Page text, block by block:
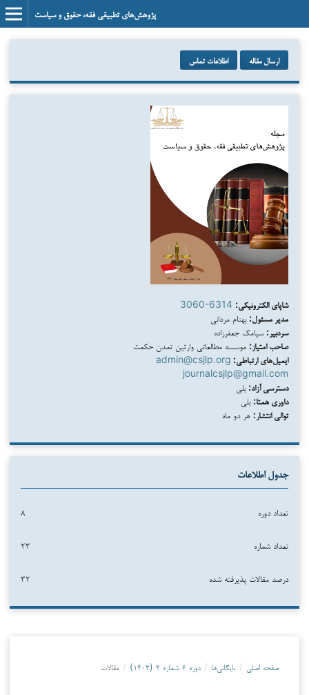
پژوهش‌های تطبیقی فقه، حقوق و سیاست
ارسال مقاله اطلاعات تماس
شاپای الکترونیکی: 3060-6314
مدیر مسئول: بهنام مردانی
سردبیر: سیامک جعفرزاده
صاحب امتیاز: موسسه مطالعاتی وارثین تمدن حکمت
ایمیل‌های ارتباطی: admin@csjlp.org
journalcsjlp@gmail.com
دسترسی آزاد: بلی
داوری همتا: بلی
توالی انتشار: هر دو ماه
جدول اطلاعات
تعداد دوره ۸
تعداد شماره ۲۳
درصد مقالات پذیرفته شده ۳۲
صفحه اصلی / بایگانی‌ها / دوره ۶ شماره ۲ (۱۴۰۳) / مقالات